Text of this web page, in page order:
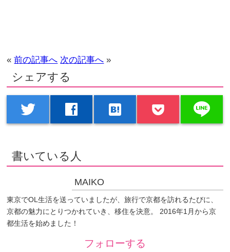
«前の記事へ 次の記事へ »
シェアする
twitter facebook hatenabookmark line
書いている人
MAIKO
東京でOL生活を送っていましたが、旅行で京都を訪れるたびに、
京都の魅力にとりつかれていき、移住を決意。 2016年1月から京
都生活を始めました！
フォローする